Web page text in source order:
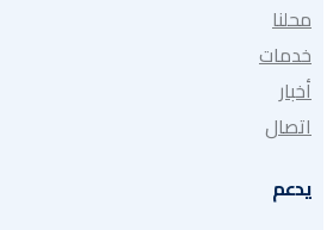
محلنا
خدمات
أخبار
اتصال
يدعم